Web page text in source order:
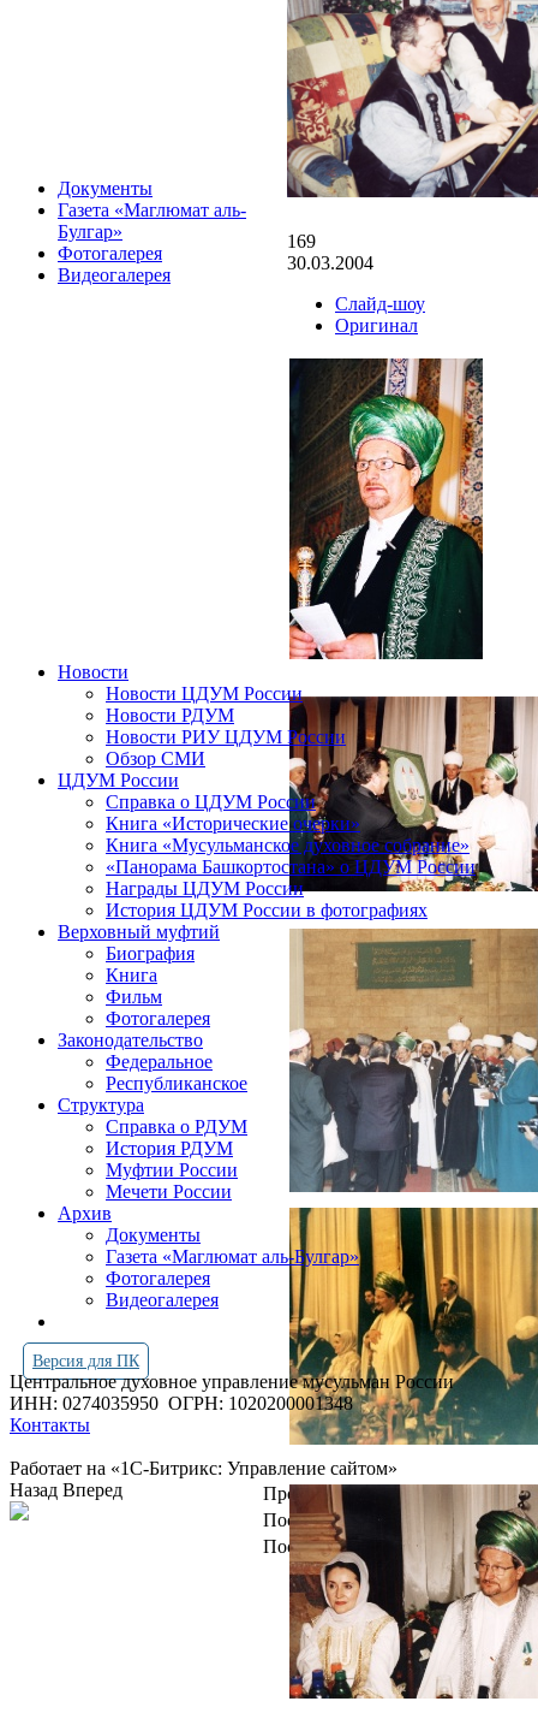
Документы
Газета «Маглюмат аль-
Булгар»
Фотогалерея
Видеогалерея
169
30.03.2004
Слайд-шоу
Оригинал
Новости
Новости ЦДУМ России
Новости РДУМ
Новости РИУ ЦДУМ России
Обзор СМИ
ЦДУМ России
Справка о ЦДУМ России
Книга «Исторические очерки»
Книга «Мусульманское духовное собрание»
«Панорама Башкортостана» о ЦДУМ России
Награды ЦДУМ России
История ЦДУМ России в фотографиях
Верховный муфтий
Биография
Книга
Фильм
Фотогалерея
Законодательство
Федеральное
Республиканское
Структура
Справка о РДУМ
История РДУМ
Муфтии России
Мечети России
Архив
Документы
Газета «Маглюмат аль-Булгар»
Фотогалерея
Видеогалерея
Версия для ПК
Центральное духовное управление мусульман России
ИНН: 0274035950 ОГРН: 1020200001348
Контакты
Работает на «1С-Битрикс: Управление сайтом»
Просмотров всего:
4266071
Посетителей сегодня:
1380
Посетителей в онлайн:
16
Назад Вперед